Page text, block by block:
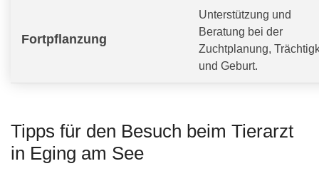
Fortpflanzung
Unterstützung und
Beratung bei der
Zuchtplanung,
und Geburt.
Tipps für den Besuch beim Tierarzt
in Eging am See